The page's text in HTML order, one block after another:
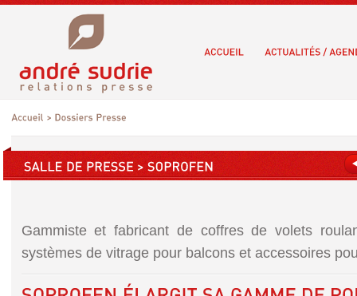
Gammiste et fabricant de coffres de volets
systèmes de vitrage pour balcons et accessoires